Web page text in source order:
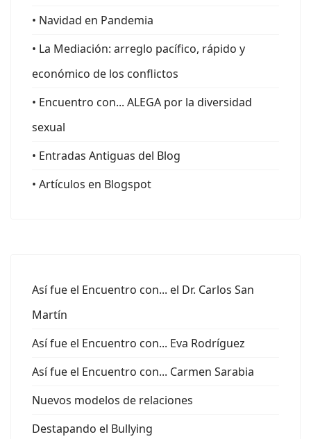
• Navidad en Pandemia
• La Mediación: arreglo pacífico, rápido y
económico de los conflictos
• Encuentro con... ALEGA por la diversidad
sexual
• Entradas Antiguas del Blog
• Artículos en Blogspot
Así fue el Encuentro con... el Dr. Carlos San
Martín
Así fue el Encuentro con... Eva Rodríguez
Así fue el Encuentro con... Carmen Sarabia
Nuevos modelos de relaciones
Destapando el Bullying